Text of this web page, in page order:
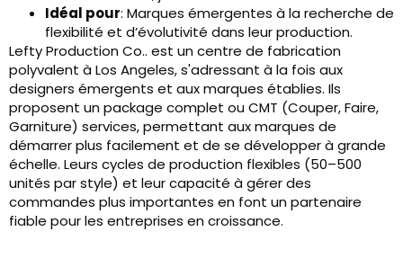
Idéal pour: Marques émergentes à la recherche de
flexibilité et d’évolutivité dans leur production.
Lefty Production Co.. est un centre de fabrication
polyvalent à Los Angeles, s'adressant à la fois aux
designers émergents et aux marques établies. Ils
proposent un package complet ou CMT (Couper, Faire,
Garniture) services, permettant aux marques de
démarrer plus facilement et de se développer à grande
échelle. Leurs cycles de production flexibles (50–500
unités par style) et leur capacité à gérer des
commandes plus importantes en font un partenaire
fiable pour les entreprises en croissance.